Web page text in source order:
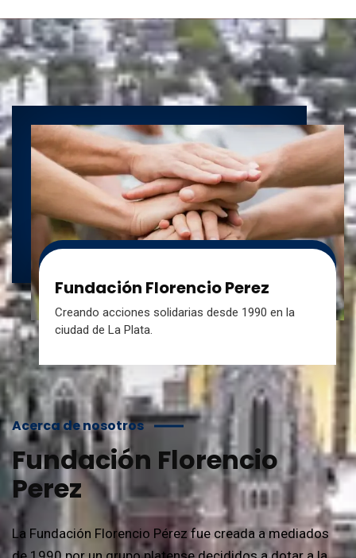
Fundación Florencio Perez
Creando acciones solidarias desde 1990 en la
ciudad de La Plata.
Acerca de nosotros
Fundación Florencio
Perez
La Fundación Florencio Pérez fue creada a mediados